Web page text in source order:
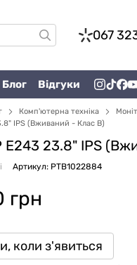
067
Блог Відгуки
Комп'ютерна техніка
IPS (Вживаний - Клас B)
E243 23.8" IPS
Артикул: PTB1022884
грн
коли з'явиться